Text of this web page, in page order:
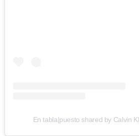
En tabla|puesto shared by Calvin